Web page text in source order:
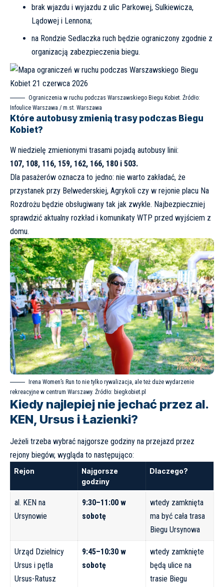
brak wjazdu i wyjazdu z ulic Parkowej, Sulkiewicza,
Lądowej i Lennona;
na Rondzie Sedlaczka ruch będzie ograniczony zgodnie z
organizacją zabezpieczenia biegu.
Ograniczenia w ruchu podczas Warszawskiego Biegu Kobiet. Źródło:
Infoulice Warszawa / m.st. Warszawa
Które autobusy zmienią trasy podczas Biegu
Kobiet?
W niedzielę zmienionymi trasami pojadą autobusy linii:
107, 108, 116, 159, 162, 166, 180 i 503.
Dla pasażerów oznacza to jedno: nie warto zakładać, że
przystanek przy Belwederskiej, Agrykoli czy w rejonie placu Na
Rozdrożu będzie obsługiwany tak jak zwykle. Najbezpieczniej
sprawdzić aktualny rozkład i komunikaty WTP przed wyjściem z
domu.
Irena Women’s Run to nie tylko rywalizacja, ale też duże wydarzenie
rekreacyjne w centrum Warszawy. Źródło: biegkobiet.pl
Kiedy najlepiej nie jechać przez al.
KEN, Ursus i Łazienki?
Jeżeli trzeba wybrać najgorsze godziny na przejazd przez
rejony biegów, wygląda to następująco:
Rejon
Najgorsze
godziny
Dlaczego?
al. KEN na
Ursynowie
9:30–11:00 w
sobotę
wtedy zamknięta
ma być cała trasa
Biegu Ursynowa
Urząd Dzielnicy
Ursus i pętla
Ursus-Ratusz
9:45–10:30 w
sobotę
wtedy zamknięte
będą ulice na
trasie Biegu